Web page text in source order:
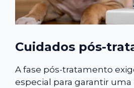
Cuidados pós-
A fase pós-tratamento
especial para garantir